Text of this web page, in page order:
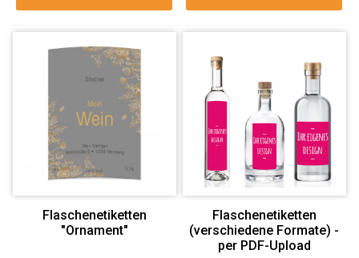
Flaschenetiketten
"Ornament"
Flaschenetiketten
(verschiedene Formate) -
per PDF-Upload